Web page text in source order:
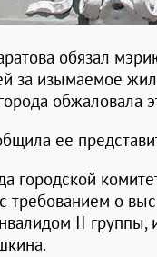
обязал
за изымаемое
обжаловала
ее
городской
требованием о
II группы,